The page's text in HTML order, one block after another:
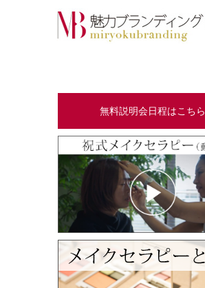
無料説明会日程はこちら